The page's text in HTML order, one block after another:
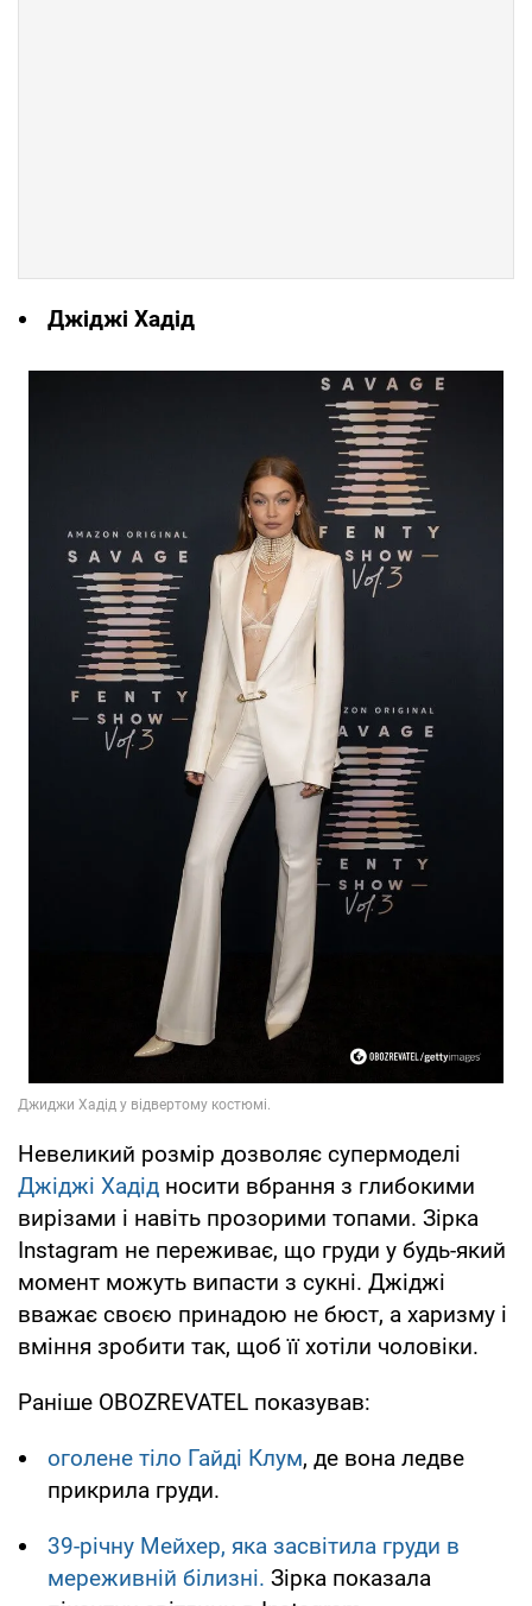
Джіджі Хадід
Невеликий розмір дозволяє супермоделі
Джіджі Хадід носити вбрання з глибокими
вирізами і навіть прозорими топами. Зірка
Instagram не переживає, що груди у будь-який
момент можуть випасти з сукні. Джіджі
вважає своєю принадою не бюст, а харизму і
вміння зробити так, щоб її хотіли чоловіки.
Раніше OBOZREVATEL показував:
оголене тіло Гайді Клум, де вона ледве
прикрила груди.
39-річну Мейхер, яка засвітила груди в
мереживній білизні. Зірка показала